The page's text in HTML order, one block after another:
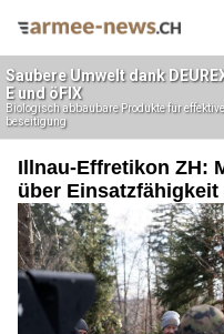
Illnau-Effretikon ZH:
über Einsatzfähigkeit